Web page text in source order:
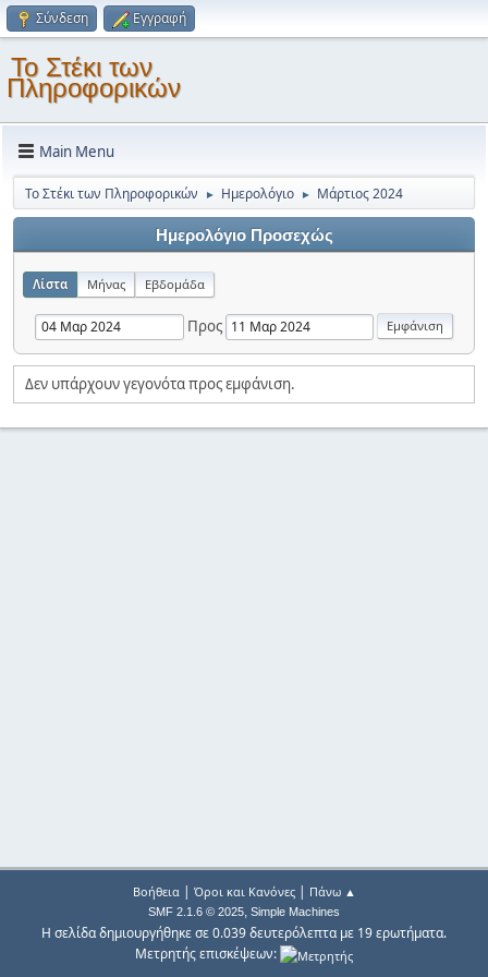
Σύνδεση Εγγραφή
Το Στέκι των
Πληροφορικών
Main Menu
Το Στέκι των Πληροφορικών ► Ημερολόγιο ► Μάρτιος 2024
Ημερολόγιο Προσεχώς
Λίστα Μήνας Εβδομάδα
Προς
Δεν υπάρχουν γεγονότα προς εμφάνιση.
Βοήθεια| Όροι και Κανόνες| Πάνω ▲
SMF 2.1.6 © 2025, Simple Machines
Η σελίδα δημιουργήθηκε σε 0.039 δευτερόλεπτα με 19 ερωτήματα.
Μετρητής επισκέψεων: